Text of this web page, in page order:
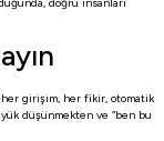
doğru insanları
girişim, her fikir, otomatik
düşünmekten ve “ben bu